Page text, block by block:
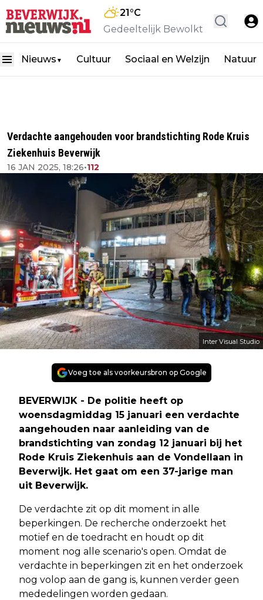
21°C
Gedeeltelijk Bewolkt
Nieuws ▼ Cultuur Sociaal en Welzijn Natuur
Verdachte aangehouden voor brandstichting Rode Kruis
Ziekenhuis Beverwijk
16 JAN 2025, 18:26•112
Inter Visual Studio
Voeg toe als voorkeursbron op Google
BEVERWIJK - De politie heeft op
woensdagmiddag 15 januari een verdachte
aangehouden naar aanleiding van de
brandstichting van zondag 12 januari bij het
Rode Kruis Ziekenhuis aan de Vondellaan in
Beverwijk. Het gaat om een 37-jarige man
uit Beverwijk.
De verdachte zit op dit moment in alle
beperkingen. De recherche onderzoekt het
motief en de toedracht en houdt op dit
moment nog alle scenario's open. Omdat de
verdachte in beperkingen zit en het onderzoek
nog volop aan de gang is, kunnen verder geen
mededelingen worden gedaan.